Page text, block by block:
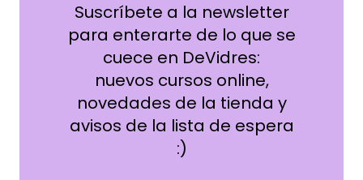
Suscríbete a la newsletter
para enterarte de lo que se
cuece en DeVidres:
nuevos cursos online,
novedades de la tienda y
avisos de la lista de espera
:)